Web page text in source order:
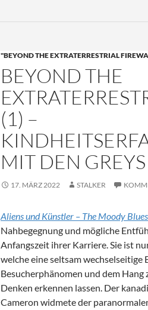
"BEYOND THE EXTRATERRESTRIAL
BEYOND THE
(1) –
MIT DEN GREYS
17. MÄRZ 2022 STALKER
Aliens und Künstler – The Moody
Nahbegegnung und mögliche
Anfangszeit ihrer Karriere. Sie ist
welche eine seltsam wechselseitige
Besucherphänomen und dem Hang
Denken erkennen lassen. Der
Cameron widmete der